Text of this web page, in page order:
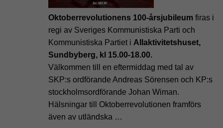
Oktoberrevolutionens 100-årsjubileum firas i
regi av Sveriges Kommunistiska Parti och
Kommunistiska Partiet i Allaktivitetshuset,
Sundbyberg, kl 15.00-18.00.
Välkommen till en eftermiddag med tal av
SKP:s ordförande Andreas Sörensen och KP:s
stockholmsordförande Johan Wiman.
Hälsningar till Oktoberrevolutionen framförs
även av utländska …